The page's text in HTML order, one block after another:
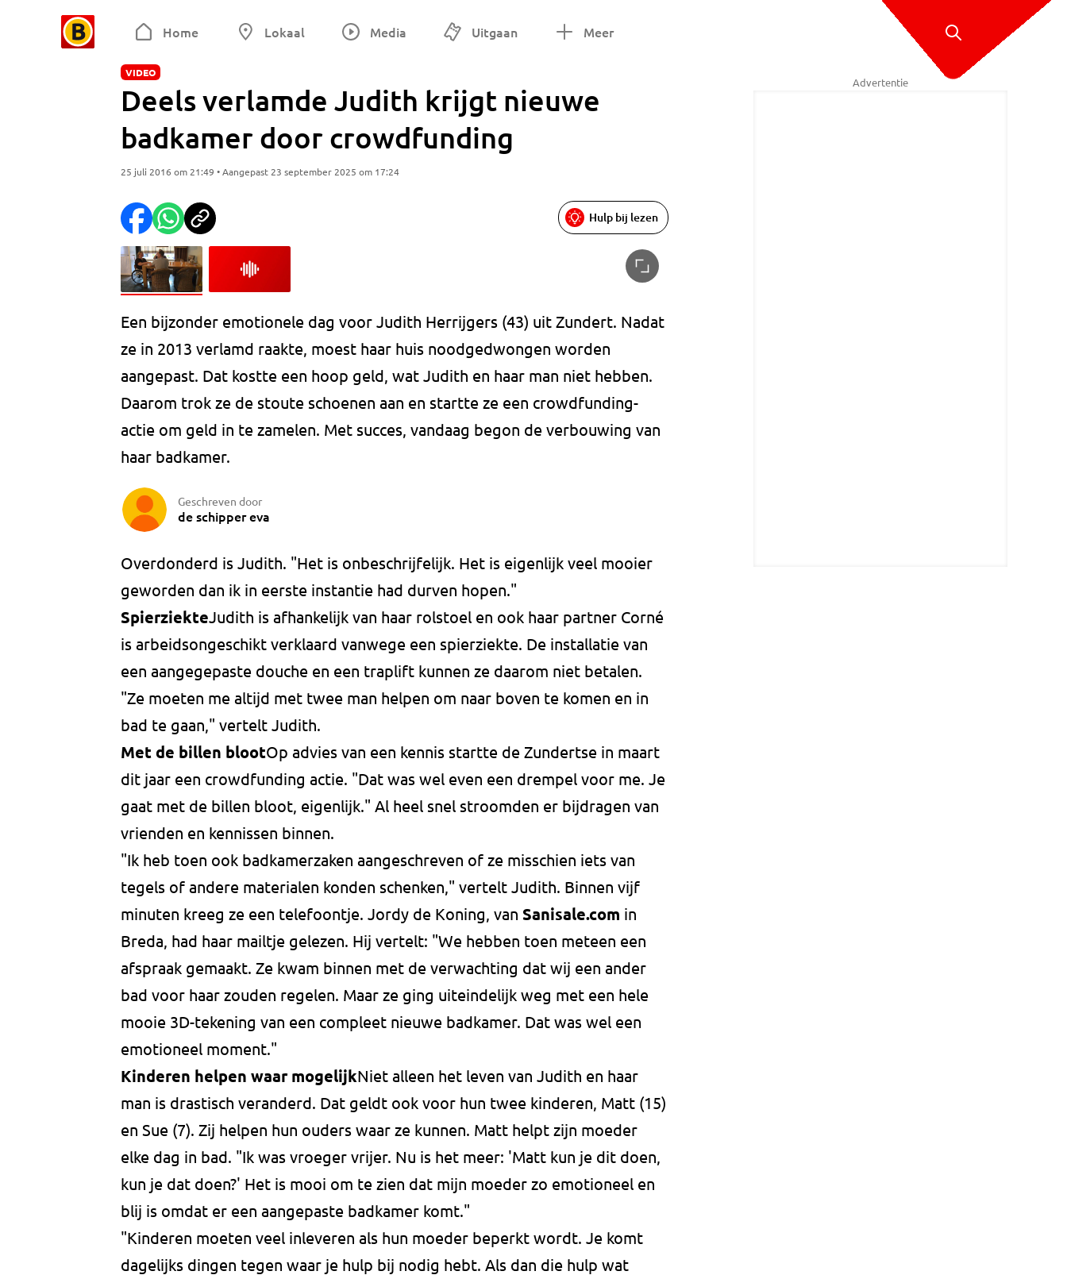
Home Lokaal Media Uitgaan Meer
VIDEO
Deels verlamde Judith krijgt nieuwe
badkamer door crowdfunding
25 juli 2016 om 21:49 • Aangepast 23 september 2025 om 17:24
Hulp bij lezen
Een bijzonder emotionele dag voor Judith Herrijgers (43) uit Zundert. Nadat
ze in 2013 verlamd raakte, moest haar huis noodgedwongen worden
aangepast. Dat kostte een hoop geld, wat Judith en haar man niet hebben.
Daarom trok ze de stoute schoenen aan en startte ze een crowdfunding-
actie om geld in te zamelen. Met succes, vandaag begon de verbouwing van
haar badkamer.
Geschreven door
de schipper eva
Overdonderd is Judith. "Het is onbeschrijfelijk. Het is eigenlijk veel mooier
geworden dan ik in eerste instantie had durven hopen."
SpierziekteJudith is afhankelijk van haar rolstoel en ook haar partner Corné
is arbeidsongeschikt verklaard vanwege een spierziekte. De installatie van
een aangegepaste douche en een traplift kunnen ze daarom niet betalen.
"Ze moeten me altijd met twee man helpen om naar boven te komen en in
bad te gaan," vertelt Judith.
Met de billen blootOp advies van een kennis startte de Zundertse in maart
dit jaar een crowdfunding actie. "Dat was wel even een drempel voor me. Je
gaat met de billen bloot, eigenlijk." Al heel snel stroomden er bijdragen van
vrienden en kennissen binnen.
"Ik heb toen ook badkamerzaken aangeschreven of ze misschien iets van
tegels of andere materialen konden schenken," vertelt Judith. Binnen vijf
minuten kreeg ze een telefoontje. Jordy de Koning, van Sanisale.com in
Breda, had haar mailtje gelezen. Hij vertelt: "We hebben toen meteen een
afspraak gemaakt. Ze kwam binnen met de verwachting dat wij een ander
bad voor haar zouden regelen. Maar ze ging uiteindelijk weg met een hele
mooie 3D-tekening van een compleet nieuwe badkamer. Dat was wel een
emotioneel moment."
Kinderen helpen waar mogelijkNiet alleen het leven van Judith en haar
man is drastisch veranderd. Dat geldt ook voor hun twee kinderen, Matt (15)
en Sue (7). Zij helpen hun ouders waar ze kunnen. Matt helpt zijn moeder
elke dag in bad. "Ik was vroeger vrijer. Nu is het meer: 'Matt kun je dit doen,
kun je dat doen?' Het is mooi om te zien dat mijn moeder zo emotioneel en
blij is omdat er een aangepaste badkamer komt."
"Kinderen moeten veel inleveren als hun moeder beperkt wordt. Je komt
dagelijks dingen tegen waar je hulp bij nodig hebt. Als dan die hulp wat
Advertentie